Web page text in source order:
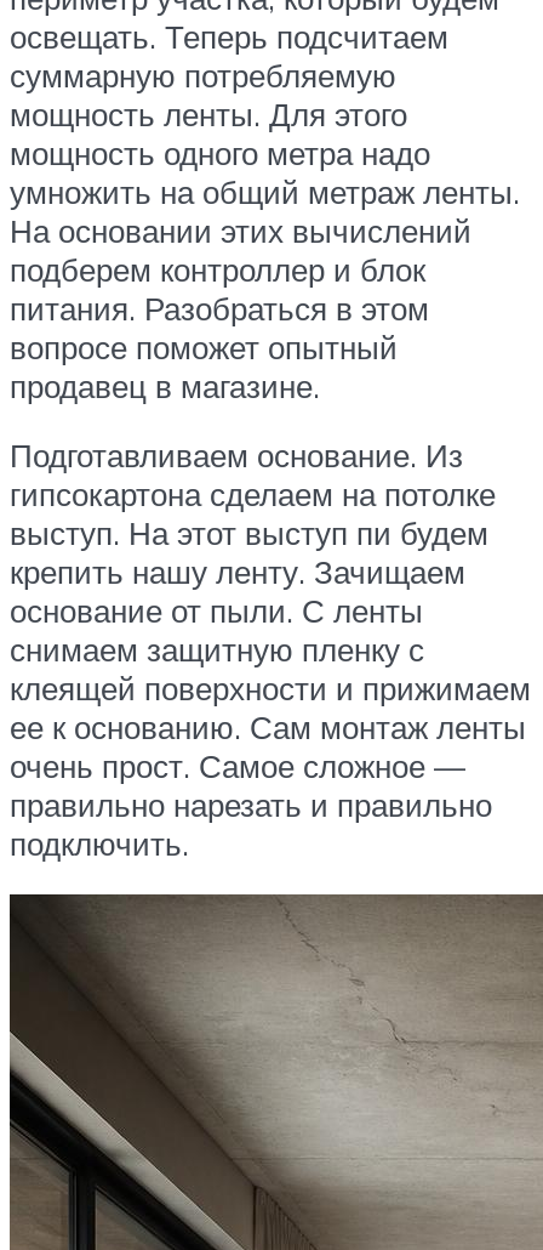
освещать. Теперь подсчитаем
суммарную потребляемую
мощность ленты. Для этого
мощность одного метра надо
умножить на общий метраж ленты.
На основании этих вычислений
подберем контроллер и блок
питания. Разобраться в этом
вопросе поможет опытный
продавец в магазине.
Подготавливаем основание. Из
гипсокартона сделаем на потолке
выступ. На этот выступ пи будем
крепить нашу ленту. Зачищаем
основание от пыли. С ленты
снимаем защитную пленку с
клеящей поверхности и прижимаем
ее к основанию. Сам монтаж ленты
очень прост. Самое сложное —
правильно нарезать и правильно
подключить.